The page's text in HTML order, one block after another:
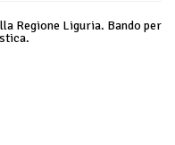
Regione Liguria. Bando per